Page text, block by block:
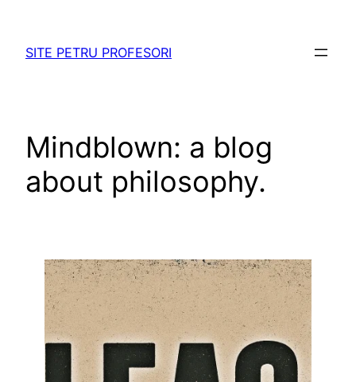
conținut
SITE PETRU PROFESORI
Mindblown: a blog
about philosophy.